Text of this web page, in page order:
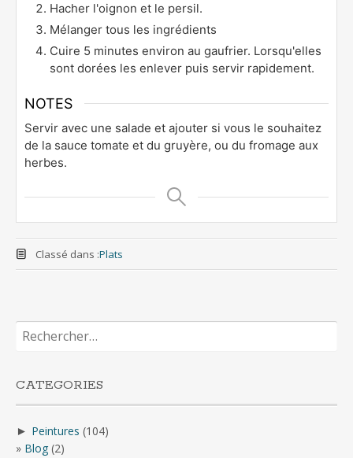
Hacher l'oignon et le persil.
Mélanger tous les ingrédients
Cuire 5 minutes environ au gaufrier. Lorsqu'elles
sont dorées les enlever puis servir rapidement.
NOTES
Servir avec une salade et ajouter si vous le souhaitez
de la sauce tomate et du gruyère, ou du fromage aux
herbes.
Classé dans :Plats
Rechercher :
CATEGORIES
► Peintures (104)
Blog (2)